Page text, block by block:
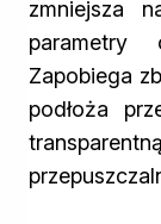
zmniejsza
parametry
Zapobiega
podłoża